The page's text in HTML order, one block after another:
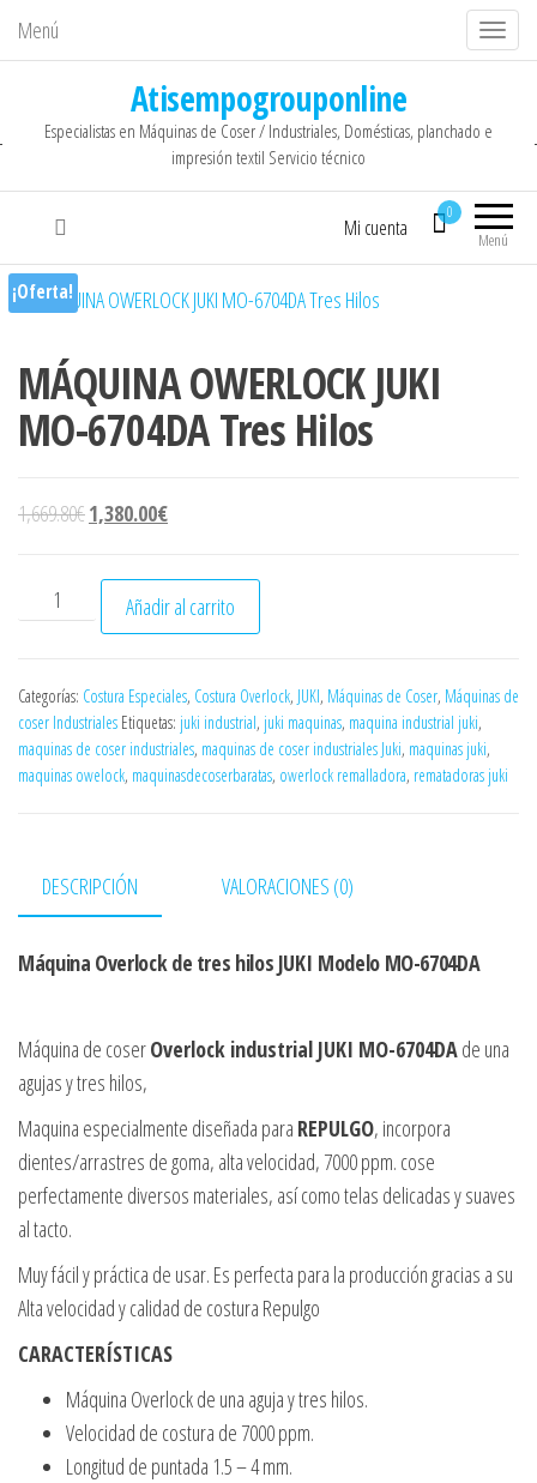
Menú
C
a
a
r
n
Atisempogrouponline
Especialistas en Máquinas de Coser / Industriales, Domésticas, planchado e
impresión textil Servicio técnico
Menú
0
Mi cuenta
¡Oferta!
MÁQUINA OWERLOCK JUKI
MO-6704DA Tres Hilos
1,669.80€El precio original era: 1,669.80€.
1,380.00€El precio actual es: 1,380.00€.
MÁQUINA OWERLOCK JUKI MO-6704DA Tres Hilos cantidad
Añadir al carrito
Categorías: Costura Especiales, Costura Overlock, JUKI, Máquinas de Coser, Máquinas de
coser Industriales Etiquetas: juki industrial, juki maquinas, maquina industrial juki,
maquinas de coser industriales, maquinas de coser industriales Juki, maquinas juki,
maquinas owelock, maquinasdecoserbaratas, owerlock remalladora, rematadoras juki
DESCRIPCIÓN VALORACIONES (0)
Máquina Overlock de tres hilos JUKI Modelo MO-6704DA
Máquina de coserOverlock industrial JUKI MO-6704DAde una
agujas y tres hilos,
Maquina especialmente diseñada para REPULGO, incorpora
dientes/arrastres de goma, alta velocidad, 7000 ppm. cose
perfectamente diversos materiales, así como telas delicadas y suaves
al tacto.
Muy fácil y práctica de usar. Es perfecta para la producción gracias a su
Alta velocidad y calidad de costura Repulgo
CARACTERÍSTICAS
Máquina Overlock de una aguja y tres hilos.
Velocidad de costura de 7000 ppm.
Longitud de puntada 1.5 – 4 mm.